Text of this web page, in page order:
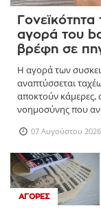
αγορά του
βρέφη σε
Η αγορά των
αναπτύσσεται
αποκτούν κάμερες,
νοημοσύνης που
07 Αυγούστου 2026
ΑΓΟΡΈΣ